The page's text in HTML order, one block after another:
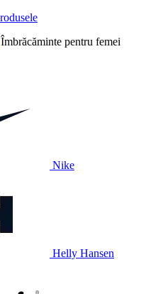
Îmbrăcăminte pentru femei
Nike
Helly Hansen